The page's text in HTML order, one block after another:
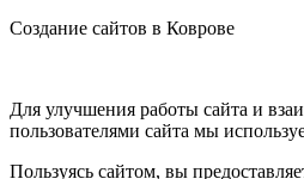
Создание сайтов в Коврове
Для улучшения работы сайта и
пользователями сайта мы
Пользуясь сайтом, вы